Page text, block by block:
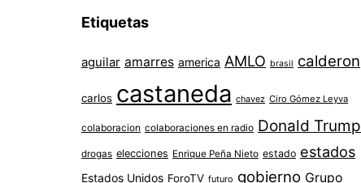
Etiquetas
aguilar amarres america AMLO brasil calderon
carlos castaneda chavez Ciro Gómez Leyva
colaboracion colaboraciones en radio Donald Trump
drogas elecciones Enrique Peña Nieto estado estados
Estados Unidos ForoTV futuro gobierno Grupo